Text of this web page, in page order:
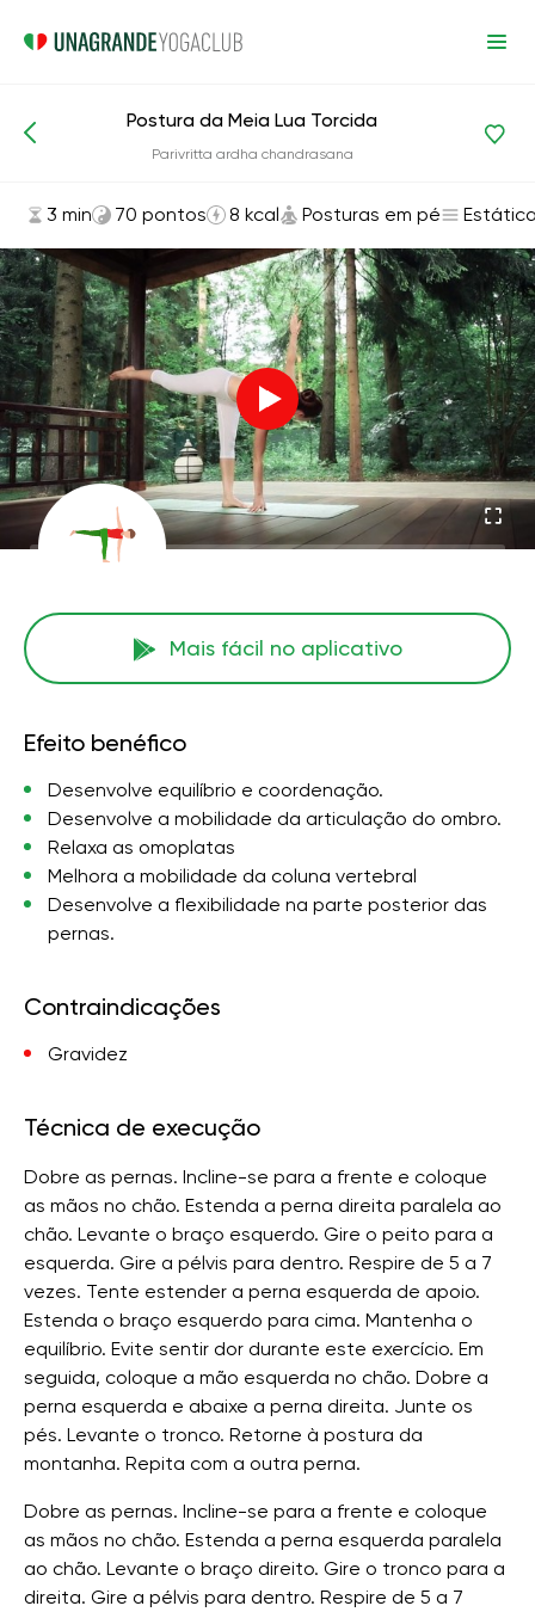
Asanas e exercícios Posturas em pé
Postura da Meia Lua Torcida
Parivritta ardha chandrasana
3 min 70 pontos 8 kcal Posturas em pé
Mais fácil no aplicativo
Efeito benéfico
Desenvolve equilíbrio e coordenação.
Desenvolve a mobilidade da articulação do ombro.
Relaxa as omoplatas
Melhora a mobilidade da coluna vertebral
Desenvolve a flexibilidade na parte posterior das
pernas.
Contraindicações
Gravidez
Técnica de execução
Dobre as pernas. Incline-se para a frente e coloque
as mãos no chão. Estenda a perna direita paralela ao
chão. Levante o braço esquerdo. Gire o peito para a
esquerda. Gire a pélvis para dentro. Respire de 5 a 7
vezes. Tente estender a perna esquerda de apoio.
Estenda o braço esquerdo para cima. Mantenha o
equilíbrio. Evite sentir dor durante este exercício. Em
seguida, coloque a mão esquerda no chão. Dobre a
perna esquerda e abaixe a perna direita. Junte os
pés. Levante o tronco. Retorne à postura da
montanha. Repita com a outra perna.
Dobre as pernas. Incline-se para a frente e coloque
as mãos no chão. Estenda a perna esquerda paralela
ao chão. Levante o braço direito. Gire o tronco para a
direita. Gire a pélvis para dentro. Respire de 5 a 7